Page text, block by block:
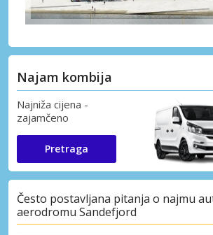
Najam kombija
Najniža cijena -
zajamčeno
Pretraga
Često postavljana pitanja o najmu
aerodromu Sandefjord